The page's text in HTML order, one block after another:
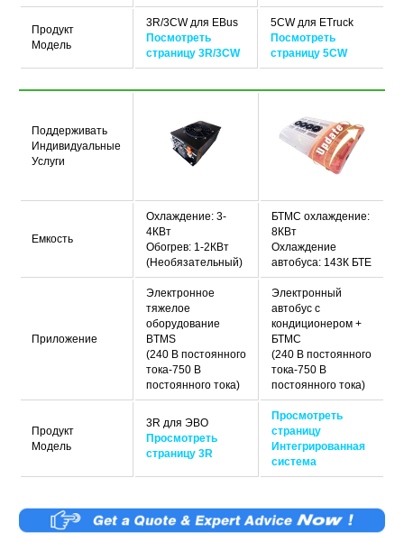
Продукт
Модель
3R/3CW для EBus
Посмотреть
страницу 3R/3CW
5CW для ETruck
Посмотреть
страницу 5CW
Поддерживать
Индивидуальные
Услуги
Емкость
Охлаждение: 3-
4КВт
Обогрев: 1-2КВт
(Необязательный)
БТМС охлаждение:
8КВт
Охлаждение
автобуса: 143К БТЕ
Приложение
Электронное
тяжелое
оборудование
BTMS
(240 В постоянного
тока-750 В
постоянного тока)
Электронный
автобус с
кондиционером +
БТМС
(240 В постоянного
тока-750 В
постоянного тока)
Продукт
Модель
3R для ЭВО
Просмотреть
страницу 3R
Просмотреть
страницу
Интегрированная
система